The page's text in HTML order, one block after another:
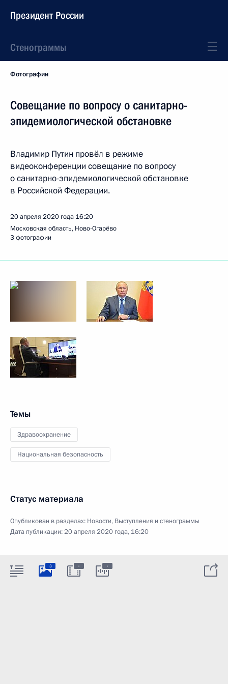
Президент России
Стенограммы
Фотографии
Совещание по вопросу о санитарно-
эпидемиологической обстановке
Владимир Путин провёл в режиме
видеоконференции совещание по вопросу
о санитарно-эпидемиологической обстановке
в Российской Федерации.
20 апреля 2020 года 16:20
Московская область, Ново-Огарёво
3 фотографии
Темы
Здравоохранение
Национальная безопасность
Статус материала
Опубликован в разделах: Новости, Выступления и стенограммы
Дата публикации:20 апреля 2020 года, 16:20
3 : :